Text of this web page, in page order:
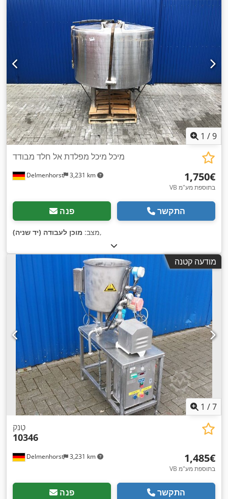
1 /9
Delmenhorst 3,231 km
מיכל מיכל מפלדת אל חלד מבודד
‏1,750 ‏€
VB בתוספת מע"מ
פנה התקשר
מצב: מוכן לעבודה (יד שניה) ,
מודעה קטנה
1 /7
Delmenhorst 3,231 km
טַנק
10346
‏1,485 ‏€
VB בתוספת מע"מ
פנה התקשר